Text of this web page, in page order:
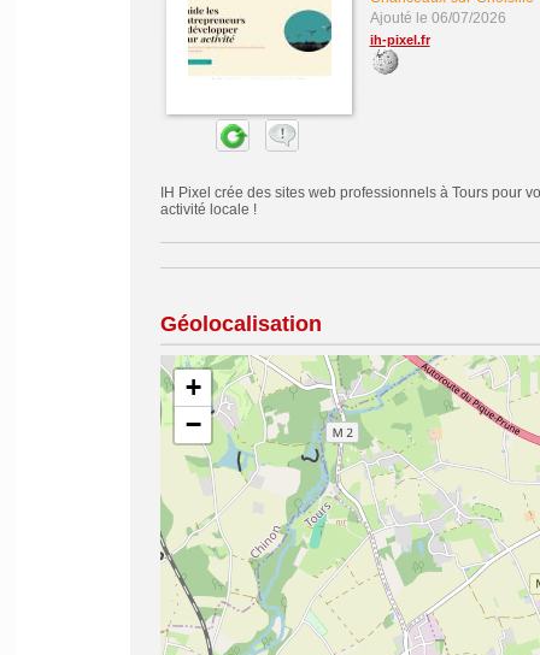
Ajouté le 06/07/2026
ih-pixel.fr
IH Pixel crée des sites web professionnels à Tours pour
activité locale !
Géolocalisation
+
−